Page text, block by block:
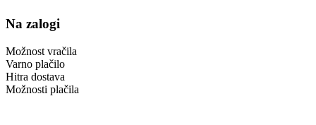
Na zalogi
Možnost vračila
Varno plačilo
Hitra dostava
Možnosti plačila